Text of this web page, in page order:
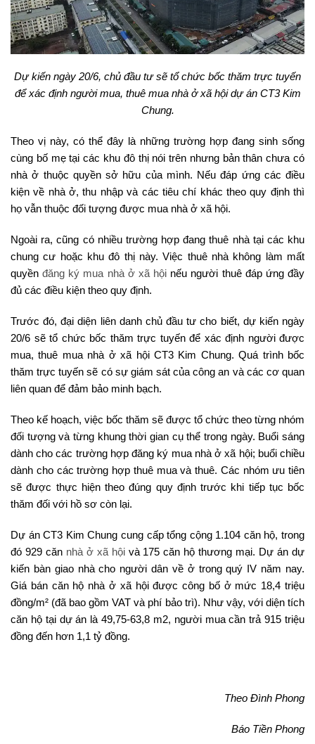
Dự kiến ngày 20/6, chủ đầu tư sẽ tổ chức bốc thăm trực tuyến
để xác định người mua, thuê mua nhà ở xã hội dự án CT3 Kim
Chung.
Theo vị này, có thể đây là những trường hợp đang sinh sống
cùng bố mẹ tại các khu đô thị nói trên nhưng bản thân chưa có
nhà ở thuộc quyền sở hữu của mình. Nếu đáp ứng các điều
kiện về nhà ở, thu nhập và các tiêu chí khác theo quy định thì
họ vẫn thuộc đối tượng được mua nhà ở xã hội.
Ngoài ra, cũng có nhiều trường hợp đang thuê nhà tại các khu
chung cư hoặc khu đô thị này. Việc thuê nhà không làm mất
quyềnđăng ký mua nhà ở xã hội nếu người thuê đáp ứng đầy
đủ các điều kiện theo quy định.
Trước đó, đại diện liên danh chủ đầu tư cho biết, dự kiến ngày
20/6 sẽ tổ chức bốc thăm trực tuyến để xác định người được
mua, thuê mua nhà ở xã hội CT3 Kim Chung. Quá trình bốc
thăm trực tuyến sẽ có sự giám sát của công an và các cơ quan
liên quan để đảm bảo minh bạch.
Theo kế hoạch, việc bốc thăm sẽ được tổ chức theo từng nhóm
đối tượng và từng khung thời gian cụ thể trong ngày. Buổi sáng
dành cho các trường hợp đăng ký mua nhà ở xã hội; buổi chiều
dành cho các trường hợp thuê mua và thuê. Các nhóm ưu tiên
sẽ được thực hiện theo đúng quy định trước khi tiếp tục bốc
thăm đối với hồ sơ còn lại.
Dự án CT3 Kim Chung cung cấp tổng cộng 1.104 căn hộ, trong
đó 929 căn nhà ở xã hộivà 175 căn hộ thương mại. Dự án dự
kiến bàn giao nhà cho người dân về ở trong quý IV năm nay.
Giá bán căn hộ nhà ở xã hội được công bố ở mức 18,4 triệu
đồng/m² (đã bao gồm VAT và phí bảo trì). Như vậy, với diện tích
căn hộ tại dự án là 49,75-63,8 m2, người mua cần trả 915 triệu
đồng đến hơn 1,1 tỷ đồng.
Theo Đình Phong
Báo Tiền Phong